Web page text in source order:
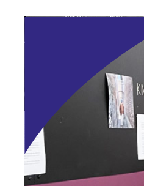
Scène News –